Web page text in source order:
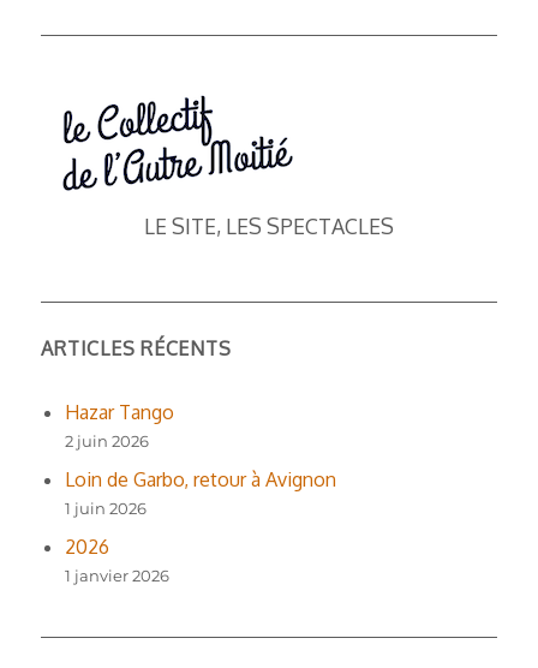
LE SITE, LES SPECTACLES
ARTICLES RÉCENTS
Hazar Tango
2 juin 2026
Loin de Garbo, retour à Avignon
1 juin 2026
2026
1 janvier 2026